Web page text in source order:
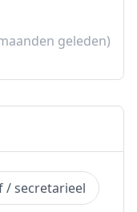
geleden)
/ secretarieel